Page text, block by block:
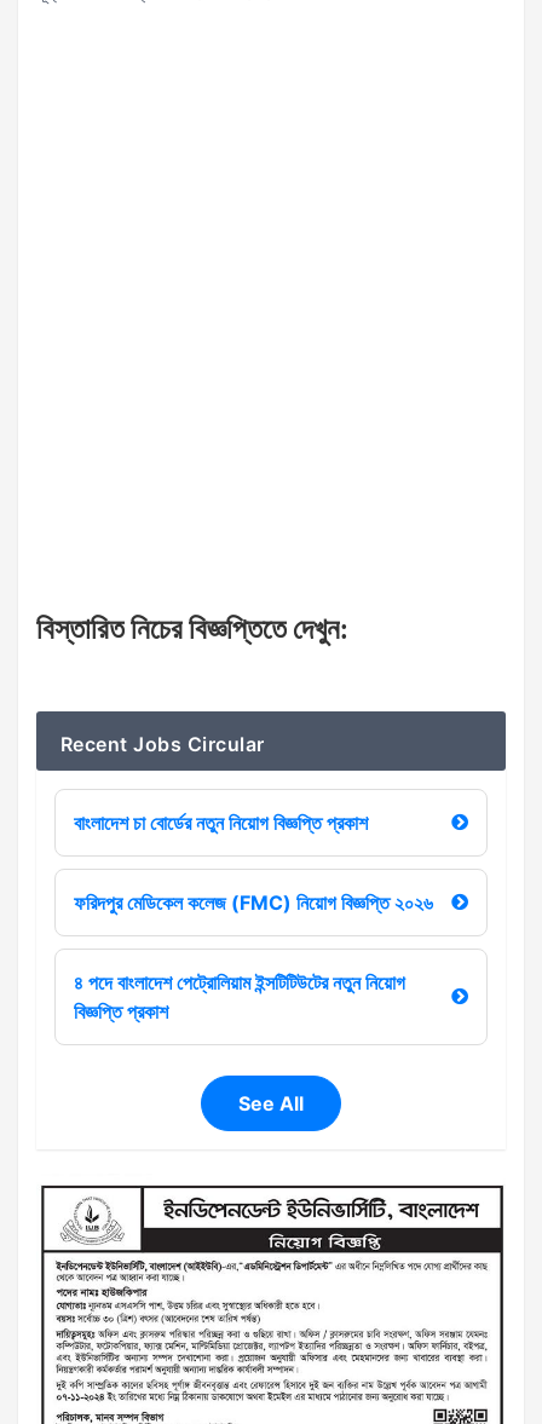
বিস্তারিতনিচেরবিজ্ঞপ্তিতে দেখুন:
Recent Jobs Circular
বাংলাদেশ চা বোর্ডের নতুন নিয়োগ বিজ্ঞপ্তি প্রকাশ
ফরিদপুর মেডিকেল কলেজ (FMC) নিয়োগ বিজ্ঞপ্তি ২০২৬
৪ পদে বাংলাদেশ পেট্রোলিয়াম ইন্সটিটিউটের নতুন নিয়োগ
বিজ্ঞপ্তি প্রকাশ
See All